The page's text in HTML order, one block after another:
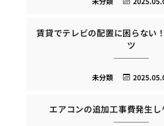
賃貸でテレビの配置に困らない
ツ
未分類
エアコンの追加工事費発生し